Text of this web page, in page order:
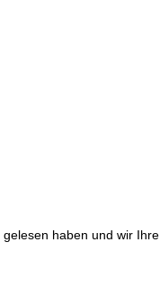
gelesen haben und wir Ihre